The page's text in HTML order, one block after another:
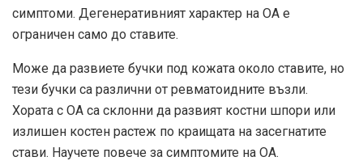
симптоми. Дегенеративният характер на ОА е
ограничен само до ставите.
Може да развиете бучки под кожата около ставите, но
тези бучки са различни от ревматоидните възли.
Хората с ОА са склонни да развият костни шпори или
излишен костен растеж по краищата на засегнатите
стави. Научете повече за симптомите на ОА.